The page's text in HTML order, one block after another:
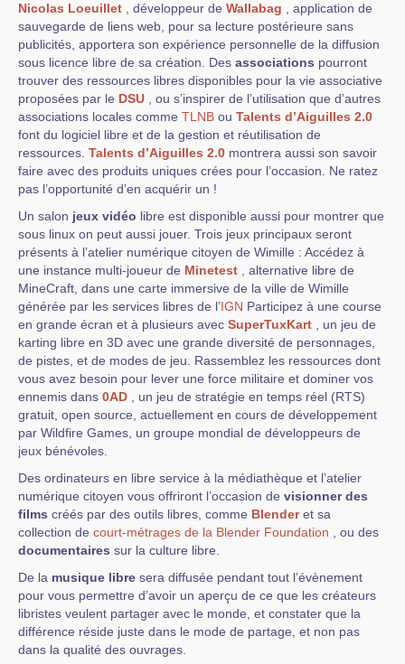
Nicolas Loeuillet , développeur de Wallabag , application de
sauvegarde de liens web, pour sa lecture postérieure sans
publicités, apportera son expérience personnelle de la diffusion
sous licence libre de sa création. Des associations pourront
trouver des ressources libres disponibles pour la vie associative
proposées par le DSU , ou s’inspirer de l’utilisation que d’autres
associations locales comme TLNB ou Talents d’Aiguilles 2.0
font du logiciel libre et de la gestion et réutilisation de
ressources. Talents d’Aiguilles 2.0 montrera aussi son savoir
faire avec des produits uniques crées pour l’occasion. Ne ratez
pas l’opportunité d’en acquérir un !
Un salon jeux vidéo libre est disponible aussi pour montrer que
sous linux on peut aussi jouer. Trois jeux principaux seront
présents à l’atelier numérique citoyen de Wimille : Accédez à
une instance multi-joueur de Minetest , alternative libre de
MineCraft, dans une carte immersive de la ville de Wimille
générée par les services libres de l’IGN Participez à une course
en grande écran et à plusieurs avec SuperTuxKart , un jeu de
karting libre en 3D avec une grande diversité de personnages,
de pistes, et de modes de jeu. Rassemblez les ressources dont
vous avez besoin pour lever une force militaire et dominer vos
ennemis dans 0AD , un jeu de stratégie en temps réel (RTS)
gratuit, open source, actuellement en cours de développement
par Wildfire Games, un groupe mondial de développeurs de
jeux bénévoles.
Des ordinateurs en libre service à la médiathèque et l’atelier
numérique citoyen vous offriront l’occasion de visionner des
films créés par des outils libres, comme Blenderet sa
collection de court-métrages de la Blender Foundation , ou des
documentaires sur la culture libre.
De la musique libre sera diffusée pendant tout l’évènement
pour vous permettre d’avoir un aperçu de ce que les créateurs
libristes veulent partager avec le monde, et constater que la
différence réside juste dans le mode de partage, et non pas
dans la qualité des ouvrages.